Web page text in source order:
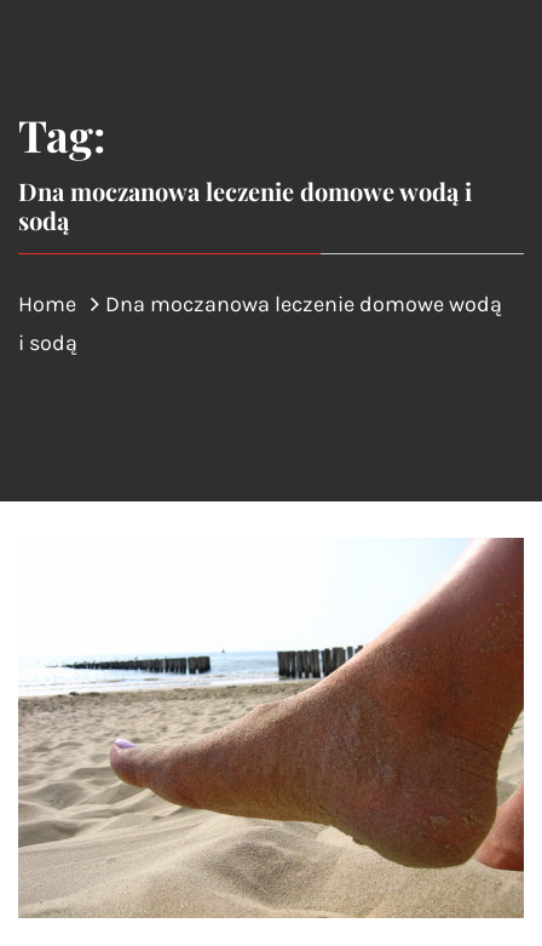
Tag:
Dna moczanowa leczenie domowe wodą i
sodą
Home
Dna moczanowa leczenie domowe wodą
i sodą